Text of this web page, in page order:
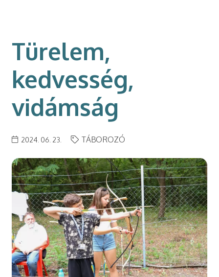
Türelem,
kedvesség,
vidámság
2024. 06. 23. TÁBOROZÓ